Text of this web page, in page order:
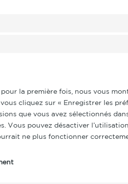
la première fois, nous vous
cliquez sur « Enregistrer les
que vous avez sélectionnés
Vous pouvez désactiver
ne plus fonctionner